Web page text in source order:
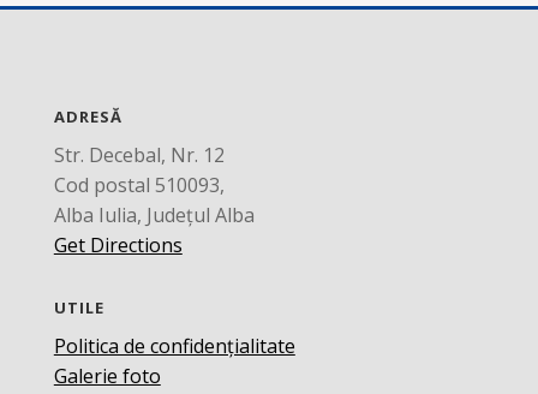
ADRESĂ
Str. Decebal, Nr. 12
Cod postal 510093,
Alba Iulia, Județul Alba
Get Directions
UTILE
Politica de confidențialitate
Galerie foto